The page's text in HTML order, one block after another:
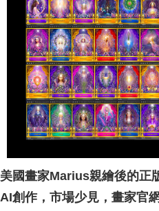
NT$3,000 atau lebih
郵局幫你送（離島）
NT$80/pesanan | Penghantaran
NT$3,000 atau lebih
付款後門市自取
Penghantaran percuma
美國畫家Marius親繪後的正
AI創作，市場少見，畫家官